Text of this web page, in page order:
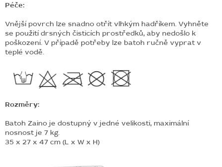
Péče:
Vnější povrch lze snadno otřít vlhkým hadříkem. Vyhněte
se použití drsných čisticích prostředků, aby nedošlo k
poškození. V případě potřeby lze batoh ručně vyprat v
teplé vodě.
Rozměry:
Batoh Zaino je dostupný v jedné velikosti, maximální
nosnost je 7 kg.
35 x 27 x 47 cm (L x W x H)